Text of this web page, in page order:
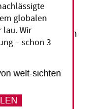
lernen
in
drei
im Rahmen
City
am Kap
deutschen
globalen
lau. Wir
– schon 3
welt-sichten